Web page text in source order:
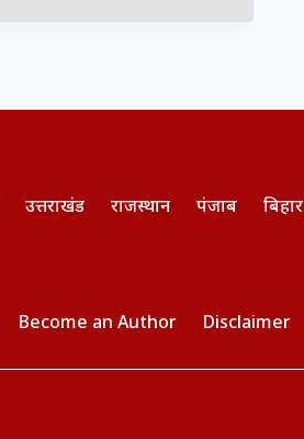
उत्तराखंड राजस्थान पंजाब बिहार
Become an Author Disclaimer